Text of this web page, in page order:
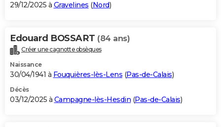
29/12/2025 à Gravelines (Nord)
Edouard BOSSART (84 ans)
Créer une cagnotte obsèques
Naissance
30/04/1941 à Fouquières-lès-Lens (Pas-de-Calais)
Décès
03/12/2025 à Campagne-lès-Hesdin (Pas-de-Calais)